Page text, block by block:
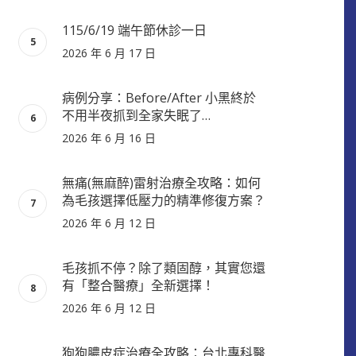
115/6/19 端午節休診一日
2026 年 6 月 17 日
病例分享：Before/After 小黑終於
不用半夜抓到全家失眠了…
2026 年 6 月 16 日
無痛(無麻醉)雷射治療全攻略：如何
為毛孩選擇低壓力的精準修復方案？
2026 年 6 月 12 日
毛孩抓不停？除了類固醇，其實您還
有「整合醫療」全新選擇！
2026 年 6 月 12 日